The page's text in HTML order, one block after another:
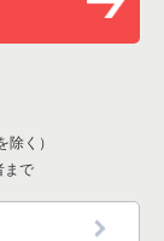
一覧
件の案件一覧
く）
まで